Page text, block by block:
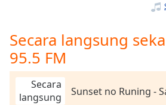
Rate
Chapters
Chapters
Secara langsung
95.5 FM
Secara
langsung
Sunset no Runing -